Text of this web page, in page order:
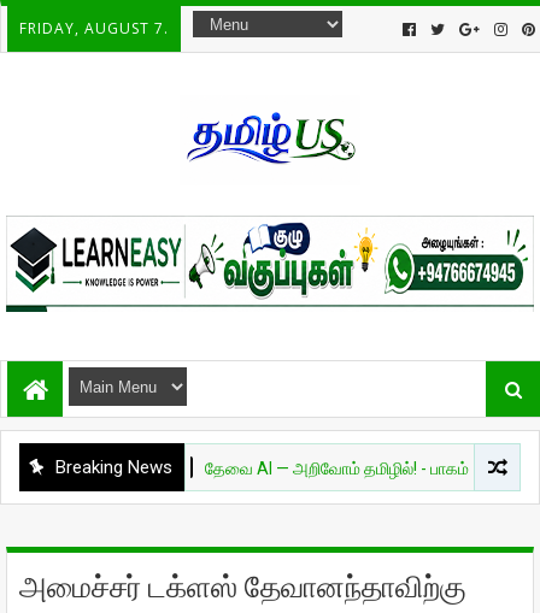
FRIDAY, AUGUST 7.
Breaking News
அறிவியல் தேவை AI — அறிவோம் தமிழில்! - பாகம் 01
அமைச்சர் டக்ளஸ் தேவானந்தாவிற்கு